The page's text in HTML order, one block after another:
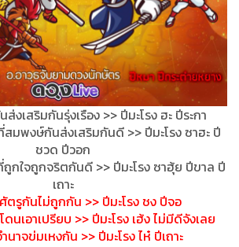
งเสริมกันรุ่งเรือง >> ปีมะโรง ฮะ ปีระกา
สมพงษ์กันส่งเสริมกันดี >> ปีมะโรง ซาฮะ ปี
ชวด ปีวอก
กใจถูกจริตกันดี >> ปีมะโรง ซาฮุ้ย ปีขาล ปี
เถาะ
ตรูกันไม่ถูกกัน >> ปีมะโรง ชง ปีจอ
ดนเอาเปรียบ >> ปีมะโรง เฮ้ง ไม่มีดีจังเลย
นาจข่มเหงกัน >> ปีมะโรง ไห๋ ปีเถาะ